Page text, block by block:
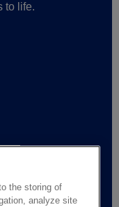
to life.
the storing of
analyze site